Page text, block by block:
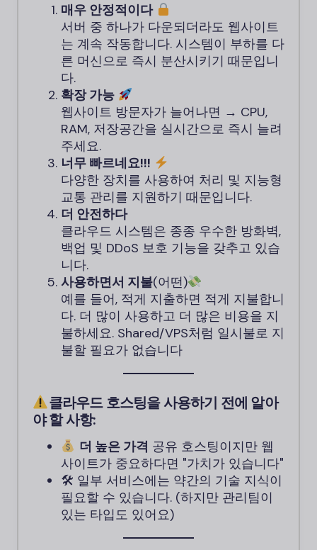
매우 안정적이다
서버 중 하나가 다운되더라도 웹사이트
는 계속 작동합니다. 시스템이 부하를 다
른 머신으로 즉시 분산시키기 때문입니
다.
확장 가능
웹사이트 방문자가 늘어나면 → CPU,
RAM, 저장공간을 실시간으로 즉시 늘려
주세요.
너무 빠르네요!!!
다양한 장치를 사용하여 처리 및 지능형
교통 관리를 지원하기 때문입니다.
더 안전하다
클라우드 시스템은 종종 우수한 방화벽,
백업 및 DDoS 보호 기능을 갖추고 있습
니다.
사용하면서 지불(어떤)
예를 들어, 적게 지출하면 적게 지불합니
다. 더 많이 사용하고 더 많은 비용을 지
불하세요. Shared/VPS처럼 일시불로 지
불할 필요가 없습니다
클라우드 호스팅을 사용하기 전에 알아
야 할 사항:
더 높은 가격 공유 호스팅이지만 웹
사이트가 중요하다면 "가치가 있습니다"
🛠 일부 서비스에는 약간의 기술 지식이
필요할 수 있습니다. (하지만 관리팀이
있는 타입도 있어요)